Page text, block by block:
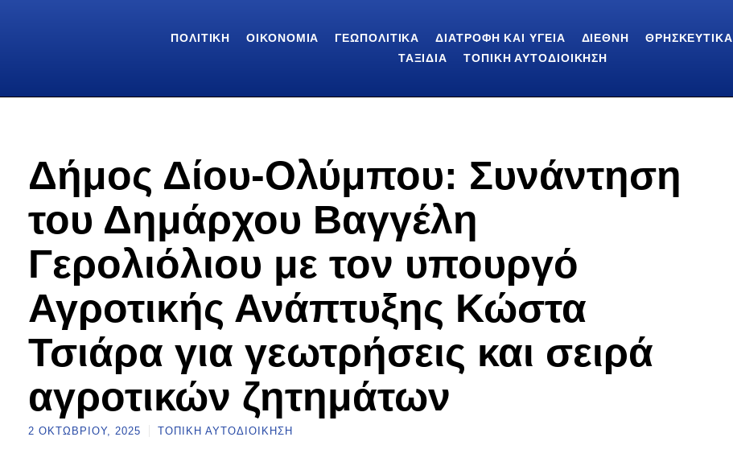
ΠΟΛΙΤΙΚΉ ΟΙΚΟΝΟΜΊΑ ΓΕΩΠΟΛΙΤΙΚΆ ΔΙΑΤΡΟΦΉ ΚΑΙ ΥΓΕΊΑ ΔΙΕΘΝΉ ΘΡΗΣΚΕΥΤΙΚΆ
ΤΑΞΊΔΙΑ
ΤΟΠΙΚΉ ΑΥΤΟΔΙΟΊΚΗΣΗ
Δήμος Δίου-Ολύμπου: Συνάντηση
του Δημάρχου Βαγγέλη
Γερολιόλιου με τον υπουργό
Αγροτικής Ανάπτυξης Κώστα
Τσιάρα για γεωτρήσεις και σειρά
αγροτικών ζητημάτων
2 ΟΚΤΩΒΡΊΟΥ, 2025 ΤΟΠΙΚΉ ΑΥΤΟΔΙΟΊΚΗΣΗ